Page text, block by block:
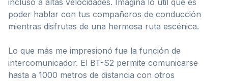
poder hablar con tus compañeros de conducción
mientras disfrutas de una hermosa ruta escénica.
Lo que más me impresionó fue la función de
intercomunicador. El BT-S2 permite comunicarse
hasta a 1000 metros de distancia con otros